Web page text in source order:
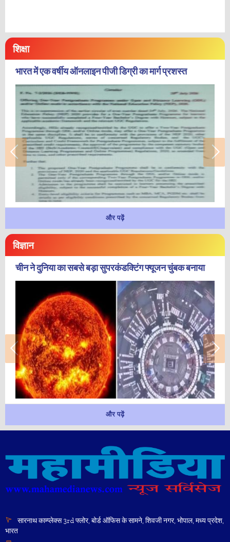
शिक्षा
भारत में एक वर्षीय ऑनलाइन पीजी डिग्री का मार्ग प्रशस्त
और पढ़ें
विज्ञान
चीन ने दुनिया का सबसे बड़ा सुपरकंडक्टिंग फ्यूजन चुंबक बनाया
और पढ़ें
सारनाथ काम्प्लेक्स 3rd फ्लोर, बोर्ड ऑफिस के सामने, शिवजी नगर, भोपाल, मध्य प्रदेश,
भारत